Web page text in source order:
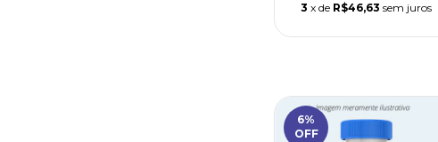
3 x de R$46,63 sem juros
6%
OFF